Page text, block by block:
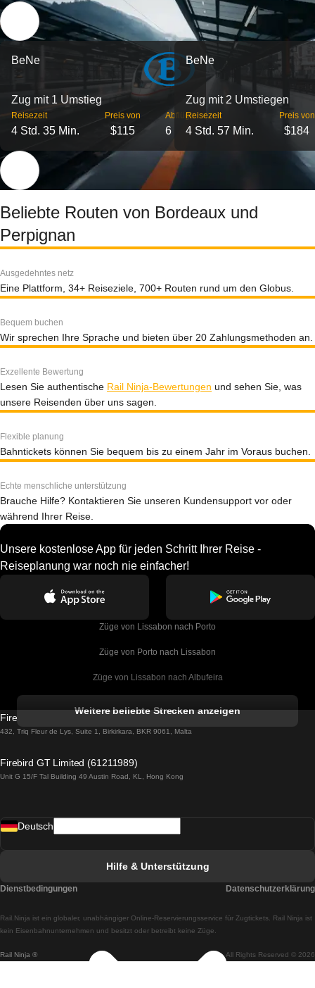
BeNe
Zug mit 1 Umstieg
Reisezeit
4 Std. 35 Min.
Preis von
$115
Abflüge
6
BeNe
Zug mit 2 Umstiegen
Reisezeit
4 Std. 57 Min.
Preis von
$184
Beliebte Routen von Bordeaux und
Perpignan
Ausgedehntes netz
Eine Plattform, 34+ Reiseziele, 700+ Routen rund um den Globus.
Bequem buchen
Wir sprechen Ihre Sprache und bieten über 20 Zahlungsmethoden an.
Exzellente Bewertung
Lesen Sie authentische Rail Ninja-Bewertungen und sehen Sie, was
unsere Reisenden über uns sagen.
Flexible planung
Bahntickets können Sie bequem bis zu einem Jahr im Voraus buchen.
Echte menschliche unterstützung
Brauche Hilfe? Kontaktieren Sie unseren Kundensupport vor oder
während Ihrer Reise.
Unsere kostenlose App für jeden Schritt Ihrer Reise -
Reiseplanung war noch nie einfacher!
Züge von Lissabon nach Porto
Züge von Porto nach Lissabon
Züge von Lissabon nach Albufeira
Züge von Lissabon nach Lagos
Züge von Lissabon nach Madrid
Züge von Lissabon nach Braga
Züge von Braga nach Lissabon
Weitere beliebte Strecken anzeigen
Firebird GT Limited (OC 1451)
432, Triq Fleur de Lys, Suite 1, Birkirkara, BKR 9061, Malta
Firebird GT Limited (61211989)
Unit G 15/F Tal Building 49 Austin Road, KL, Hong Kong
Rail Ninja ® All Rights Reserved © 2026
Rail.Ninja ist ein globaler, unabhängiger Online-Reservierungsservice für Zugtickets. Rail Ninja ist
kein Eisenbahnunternehmen und besitzt oder betreibt keine Züge.
Deutsch
Hilfe & Unterstützung
Dienstbedingungen Datenschutzerklärung